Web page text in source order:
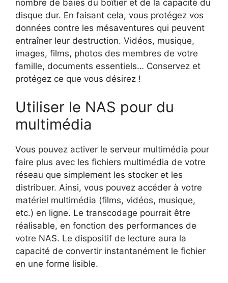
nombre de baies du boîtier et de la capacité du
disque dur. En faisant cela, vous protégez vos
données contre les mésaventures qui peuvent
entraîner leur destruction. Vidéos, musique,
images, films, photos des membres de votre
famille, documents essentiels… Conservez et
protégez ce que vous désirez !
Utiliser le NAS pour du
multimédia
Vous pouvez activer le serveur multimédia pour
faire plus avec les fichiers multimédia de votre
réseau que simplement les stocker et les
distribuer. Ainsi, vous pouvez accéder à votre
matériel multimédia (films, vidéos, musique,
etc.) en ligne. Le transcodage pourrait être
réalisable, en fonction des performances de
votre NAS. Le dispositif de lecture aura la
capacité de convertir instantanément le fichier
en une forme lisible.